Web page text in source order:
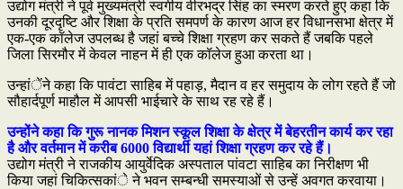
उद्योग मंत्री ने पूर्व मुख्यमंत्री स्वर्गीय वीरभद्र सिंह का स्मरण करते हुए कहा कि
उनकी दूरदृष्टि और शिक्षा के प्रति समपर्ण के कारण आज हर विधानसभा क्षेत्र में
एक-एक कॉलेज उपलब्ध है जहां बच्चे शिक्षा ग्रहण कर सकते हैं जबकि पहले
जिला सिरमौर में केवल नाहन में ही एक कॉलेज हुआ करता था।
उन्हांेंने कहा कि पावंटा साहिब में पहाड़, मैदान व हर समुदाय के लोग रहते हैं जो
सौहार्दपूर्ण माहौल में आपसी भाईचारे के साथ रह रहे हैं।
उन्होंने कहा कि गुरू नानक मिशन स्कूल शिक्षा के क्षेत्र में बेहरतीन कार्य कर रहा
है और वर्तमान में करीब 6000 विद्यार्थी यहां शिक्षा ग्रहण कर रहे हैं।
उद्योग मंत्री ने राजकीय आयुर्वेदिक अस्पताल पांवटा साहिब का निरीक्षण भी
किया जहां चिकित्सकांे ने भवन सम्बन्धी समस्याओं से उन्हें अवगत करवाया।